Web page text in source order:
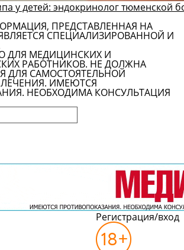
у детей: эндокринолог тюменской
ПРЕДСТАВЛЕННАЯ НА
СПЕЦИАЛИЗИРОВАННОЙ И
ДЛЯ МЕДИЦИНСКИХ И
РАБОТНИКОВ. НЕ ДОЛЖНА
ДЛЯ САМОСТОЯТЕЛЬНОЙ
ИМЕЮТСЯ
НЕОБХОДИМА КОНСУЛЬТАЦИЯ
Регистрация/вход